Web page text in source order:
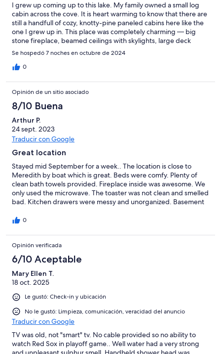
I grew up coming up to this lake. My family owned a small log
cabin across the cove. It is heart warming to know that there are
still a handfull of cozy, knotty-pine paneled cabins here like the
one I grew up in. This place was completely charming — big
stone fireplace, beamed ceilings with skylights, large deck
overlooking the water, lots of windows for natural light. The
kitchen was great but could have used some wine glasses and
other glassware, and the oven was difficult to figure out. Also,
fantastic. Lovely forest property looking out at the most
beautiful lake in the northeast. Close to the town of Meredith
with its shops and restaurants. I sure hope no one ever tears
down this little gem to make way for a luxury vacation
McMansion, as is happening elsewhere throughout the lakes
region.
Se hospedó 7 noches en octubre de 2024
0
Opinión de un sitio asociado
8/10 Buena
Arthur P.
24 sept. 2023
Traducir con Google
Great location
Stayed mid September for a week.. The location is close to
Meredith by boat which is great. Beds were comfy. Plenty of
clean bath towels provided. Fireplace inside was awesome. We
only used the microwave. The toaster was not clean and smelled
bad. Kitchen drawers were messy and unorganized. Basement
upstairs didn't close properly. All in all this is a lovely house but
be nice to have a clear path to the dock. I did request a portable
air conditioner because I have breathing issues, and they did
come thru with that request as well as an additional fan. Very
much appreciated! When I spoke to Vacasa they told me this
house had no heat and was heated by the fireplace only. We
were very happy to find out this was not true. There WAS a
nights! I suggest the owners make sure Vacasa has the right info
to share with guests and ensure housekeeping does a better
job cleaning and better organization of the kitchen.
0
Opinión verificada
6/10 Aceptable
Mary Ellen T.
18 oct. 2025
Le gustó: Check-in y ubicación
No le gustó: Limpieza, comunicación, veracidad del anuncio
Traducir con Google
TV was old, not "smart" tv. No cable provided so no ability to
watch Red Sox in playoff game.. Well water had a very strong